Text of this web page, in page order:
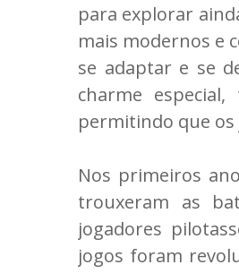
para explorar
mais modernos e
se adaptar e se
charme
permitindo que os
Nos primeiros
trouxeram as
jogadores
jogos foram